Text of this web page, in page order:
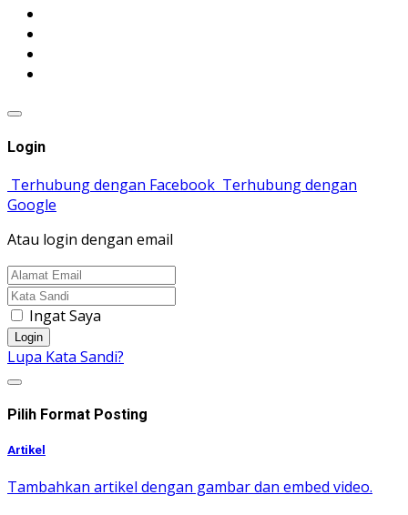
Login
Terhubung dengan Facebook Terhubung dengan
Google
Atau login dengan email
Ingat Saya
Login
Lupa Kata Sandi?
Pilih Format Posting
Artikel
Tambahkan artikel dengan gambar dan embed video.